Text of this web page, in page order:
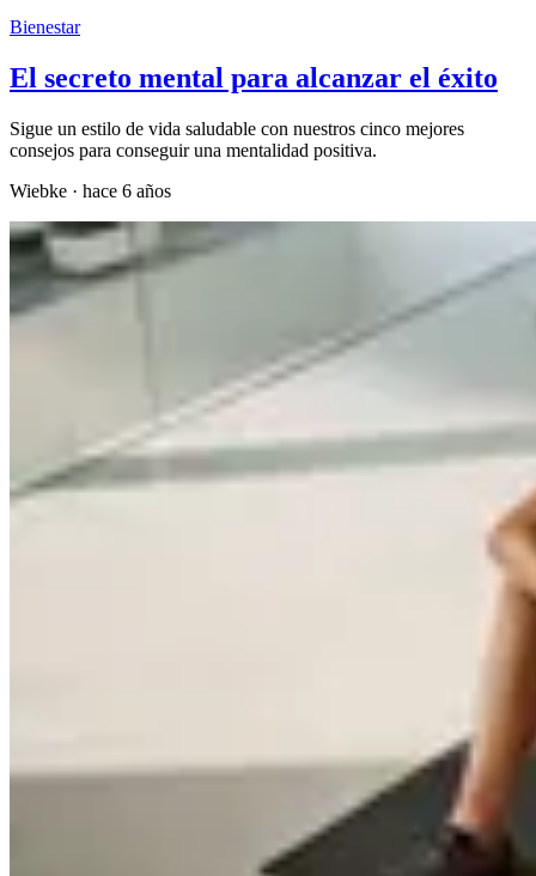
Bienestar
El secreto mental para alcanzar el éxito
Sigue un estilo de vida saludable con nuestros cinco mejores
consejos para conseguir una mentalidad positiva.
Wiebke · hace 6 años